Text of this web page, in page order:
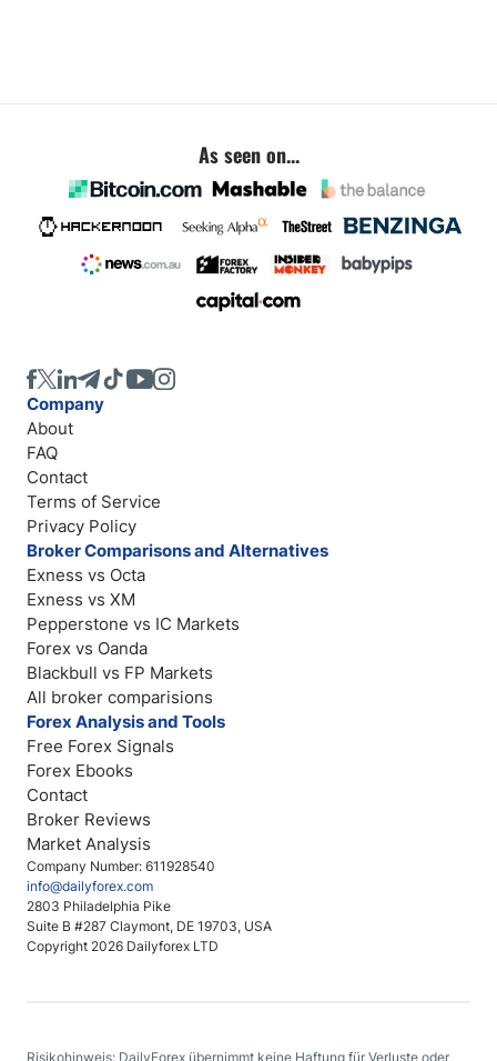
As seen on...
Company Number: 611928540
info@dailyforex.com
2803 Philadelphia Pike
Suite B #287 Claymont, DE 19703, USA
Copyright 2026 Dailyforex LTD
Company
About
FAQ
Contact
Terms of Service
Privacy Policy
Broker Comparisons and Alternatives
Exness vs Octa
Exness vs XM
Pepperstone vs IC Markets
Forex vs Oanda
Blackbull vs FP Markets
All broker comparisions
Forex Analysis and Tools
Free Forex Signals
Forex Ebooks
Contact
Broker Reviews
Market Analysis
Risikohinweis: DailyForex übernimmt keine Haftung für Verluste oder